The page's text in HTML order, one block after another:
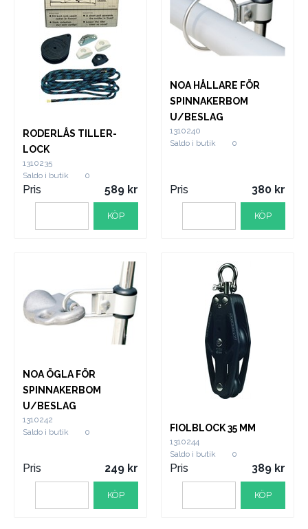
RODERLÅS TILLER-
LOCK
1310235
Saldo i butik
0
Pris 589
KÖP
NOA HÅLLARE FÖR
SPINNAKERBOM
U/BESLAG
1310240
Saldo i butik
0
Pris 380
KÖP
NOA ÖGLA FÖR
SPINNAKERBOM
U/BESLAG
1310242
Saldo i butik
0
Pris 249
KÖP
FIOLBLOCK 35 MM
1310244
Saldo i butik
0
Pris 389
KÖP